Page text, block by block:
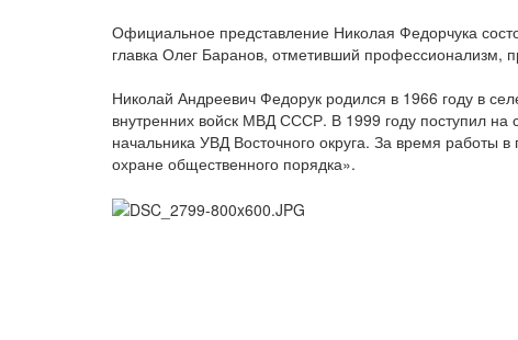
Официальное представление Николая Федорчука
главка Олег Баранов, отметивший профессионализм,
Николай Андреевич Федорук родился в 1966 году в
внутренних войск МВД СССР. В 1999 году поступил
начальника УВД Восточного округа. За время
охране общественного порядка».